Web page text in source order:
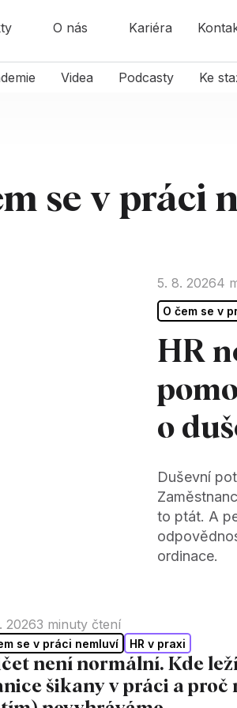
O nás Kariéra
Videa Podcasty Ke
se v práci
5. 8. 20264
O čem se v
HR
o
Duševní
to ptát. A
ordinace.
20263 minuty čtení
se v práci nemluví HR v praxi
není normální. Kde
šikany v práci a proč